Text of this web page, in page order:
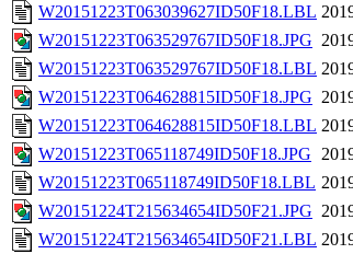
W20151223T063039627ID50F18.LBL
W20151223T063529767ID50F18.JPG
W20151223T063529767ID50F18.LBL
W20151223T064628815ID50F18.JPG
W20151223T064628815ID50F18.LBL
W20151223T065118749ID50F18.JPG
W20151223T065118749ID50F18.LBL
W20151224T215634654ID50F21.JPG
W20151224T215634654ID50F21.LBL